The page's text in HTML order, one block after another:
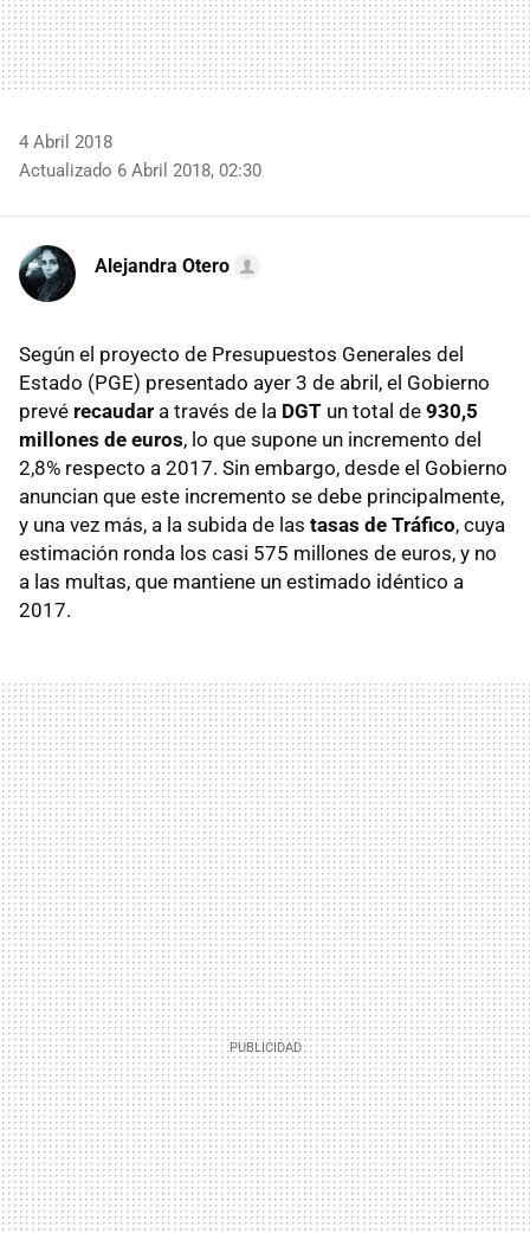
4 Abril 2018
Actualizado 6 Abril 2018, 02:30
Alejandra Otero
Según el proyecto de Presupuestos Generales del
Estado (PGE) presentado ayer 3 de abril, el Gobierno
prevé recaudar a través de la DGT un total de 930,5
millones de euros, lo que supone un incremento del
2,8% respecto a 2017. Sin embargo, desde el Gobierno
anuncian que este incremento se debe principalmente,
y una vez más, a la subida de las tasas de Tráfico, cuya
estimación ronda los casi 575 millones de euros, y no
a las multas, que mantiene un estimado idéntico a
2017.